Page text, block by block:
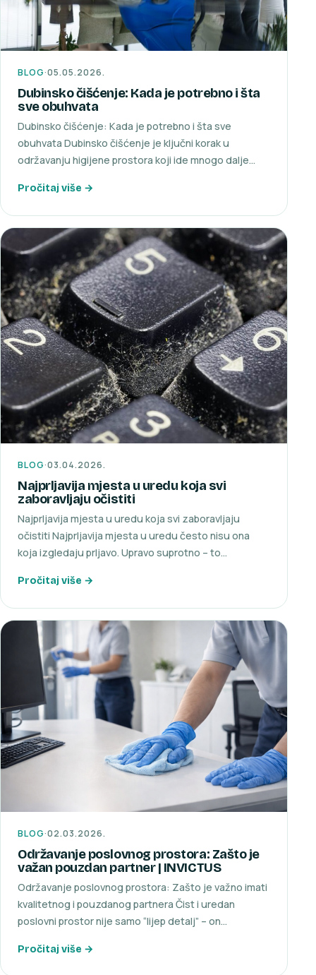
BLOG·05.05.2026.
Dubinsko čišćenje: Kada je potrebno i šta
sve obuhvata
Dubinsko čišćenje: Kada je potrebno i šta sve
obuhvata Dubinsko čišćenje je ključni korak u
održavanju higijene prostora koji ide mnogo dalje…
Pročitaj više →
BLOG·03.04.2026.
Najprljavija mjesta u uredu koja svi
zaboravljaju očistiti
Najprljavija mjesta u uredu koja svi zaboravljaju
očistiti Najprljavija mjesta u uredu često nisu ona
koja izgledaju prljavo. Upravo suprotno – to…
Pročitaj više →
BLOG·02.03.2026.
Održavanje poslovnog prostora: Zašto je
važan pouzdan partner | INVICTUS
Održavanje poslovnog prostora: Zašto je važno imati
kvalitetnog i pouzdanog partnera Čist i uredan
poslovni prostor nije samo “lijep detalj” – on…
Pročitaj više →